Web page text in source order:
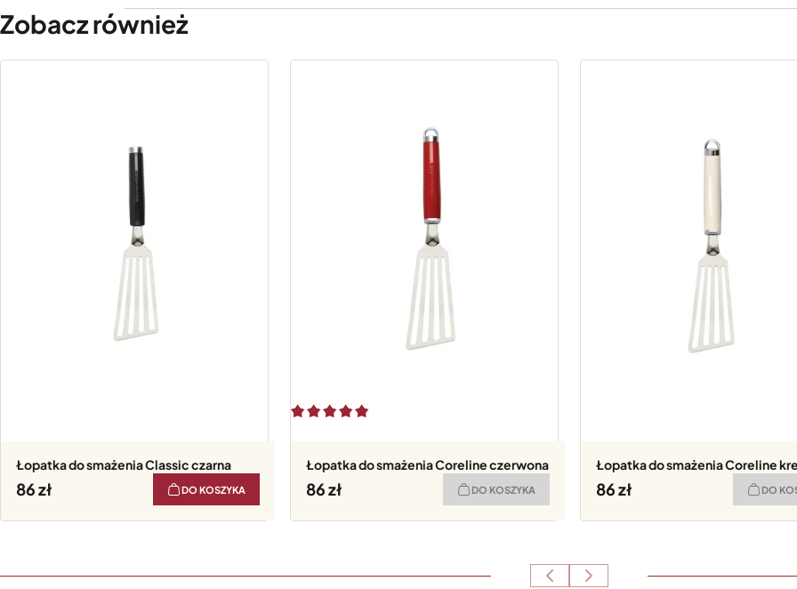
Zobacz również
Łopatka do smażenia Classic czarna
86 DO KOSZYKA
Łopatka do smażenia Coreline czerwona
86 DO KOSZYKA
Łopatka do smażenia Coreline
86 DO